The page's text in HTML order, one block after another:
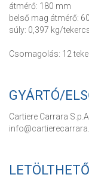
átmérő: 180 mm
belső mag átmérő:
súly: 0,397 kg/
Csomagolás: 12
GYÁRTÓ/
Cartiere Carrara